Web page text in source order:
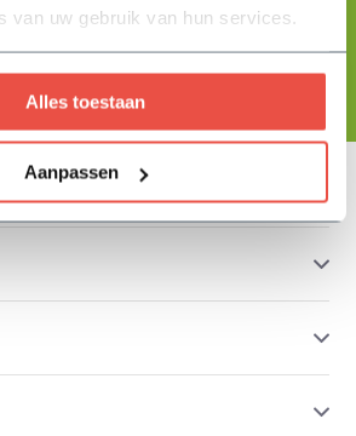
van uw gebruik van hun services.
Alles toestaan
Aanpassen
Abonneer
beperkingen